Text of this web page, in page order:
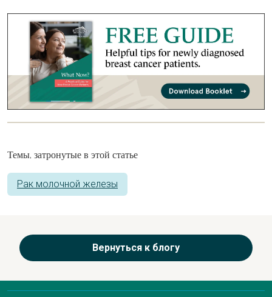
Темы, затронутые в этой статье
Рак молочной железы
Вернуться к блогу